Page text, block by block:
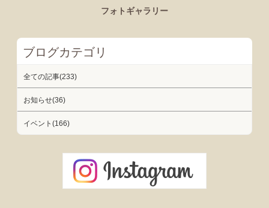
フォトギャラリー
ブログカテゴリ
全ての記事(233)
お知らせ(36)
イベント(166)